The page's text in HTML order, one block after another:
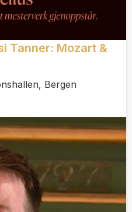
Tanner: Mozart &
Bergen